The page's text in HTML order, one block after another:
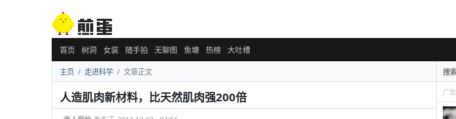
首页 树洞 女装 随手拍 无聊图 鱼塘 热榜 大吐槽
主页 走进科学 文章正文
人造肌肉新材料，比天然肌肉强200倍 广告